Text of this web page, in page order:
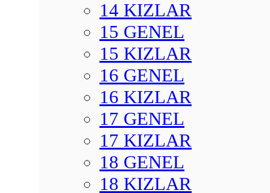
14 KIZLAR
15 GENEL
15 KIZLAR
16 GENEL
16 KIZLAR
17 GENEL
17 KIZLAR
18 GENEL
18 KIZLAR